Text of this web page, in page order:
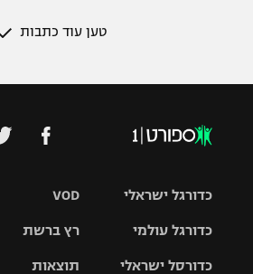
טען עוד כתבות
VOD
רץ ברשת
תוצאות
כדורגל ישראלי
כדורגל עולמי
כדורסל ישראלי